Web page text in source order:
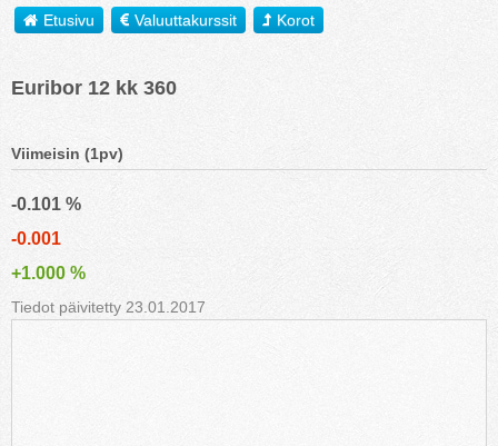
Etusivu Valuuttakurssit Korot
Euribor 12 kk 360
Viimeisin (1pv)
-0.101 %
-0.001
+1.000 %
Tiedot päivitetty 23.01.2017